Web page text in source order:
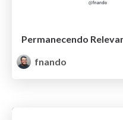
Permanecendo
fnando